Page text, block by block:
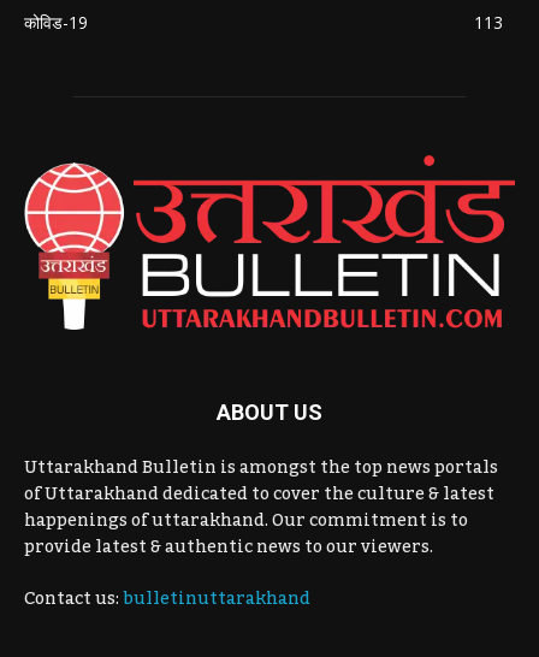
कोविड-19
113
ABOUT US
Uttarakhand Bulletin is amongst the top news portals
of Uttarakhand dedicated to cover the culture & latest
happenings of uttarakhand. Our commitment is to
provide latest & authentic news to our viewers.
Contact us:bulletinuttarakhand